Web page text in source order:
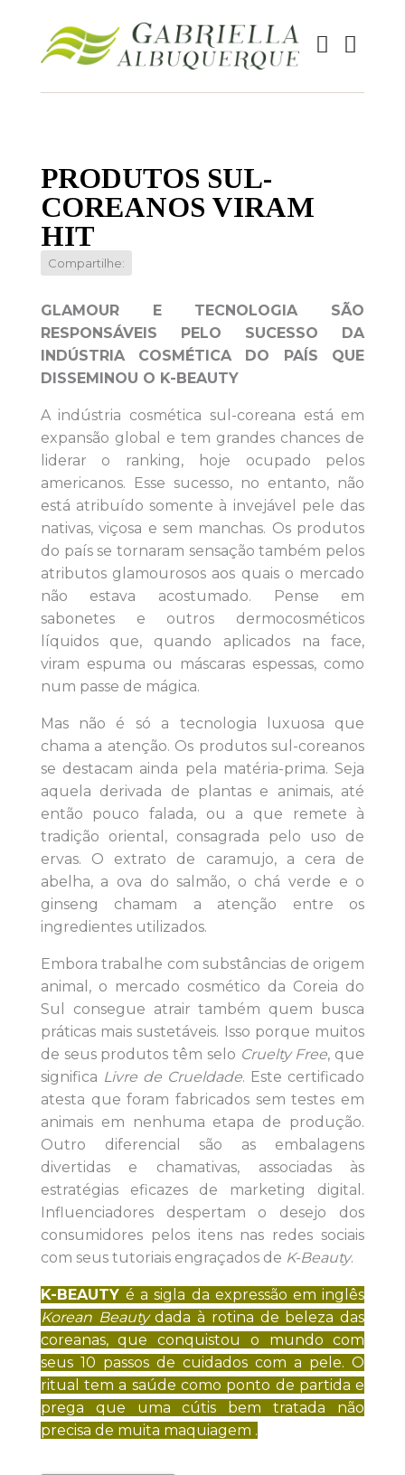
PRODUTOS SUL-
COREANOS VIRAM
HIT
Compartilhe:
GLAMOUR E TECNOLOGIA SÃO
RESPONSÁVEIS PELO SUCESSO DA
INDÚSTRIA COSMÉTICA DO PAÍS QUE
DISSEMINOU O K-BEAUTY
A indústria cosmética sul-coreana está em
expansão global e tem grandes chances de
liderar o ranking, hoje ocupado pelos
americanos. Esse sucesso, no entanto, não
está atribuído somente à invejável pele das
nativas, viçosa e sem manchas. Os produtos
do país se tornaram sensação também pelos
atributos glamourosos aos quais o mercado
não estava acostumado. Pense em
sabonetes e outros dermocosméticos
líquidos que, quando aplicados na face,
viram espuma ou máscaras espessas, como
num passe de mágica.
Mas não é só a tecnologia luxuosa que
chama a atenção. Os produtos sul-coreanos
se destacam ainda pela matéria-prima. Seja
aquela derivada de plantas e animais, até
então pouco falada, ou a que remete à
tradição oriental, consagrada pelo uso de
ervas. O extrato de caramujo, a cera de
abelha, a ova do salmão, o chá verde e o
ginseng chamam a atenção entre os
ingredientes utilizados.
Embora trabalhe com substâncias de origem
animal, o mercado cosmético da Coreia do
Sul consegue atrair também quem busca
práticas mais sustetáveis. Isso porque muitos
de seus produtos têm selo Cruelty Free, que
significa Livre de Crueldade. Este certificado
atesta que foram fabricados sem testes em
animais em nenhuma etapa de produção.
Outro diferencial são as embalagens
divertidas e chamativas, associadas às
estratégias eficazes de marketing digital.
Influenciadores despertam o desejo dos
consumidores pelos itens nas redes sociais
com seus tutoriais engraçados de K-Beauty.
K-BEAUTY é a sigla da expressão em inglês
Korean Beautydada à rotina de beleza das
coreanas, que conquistou o mundo com
seus 10 passos de cuidados com a pele. O
ritual tem a saúde como ponto de partida e
prega que uma cútis bem tratada não
precisa de muita maquiagem .